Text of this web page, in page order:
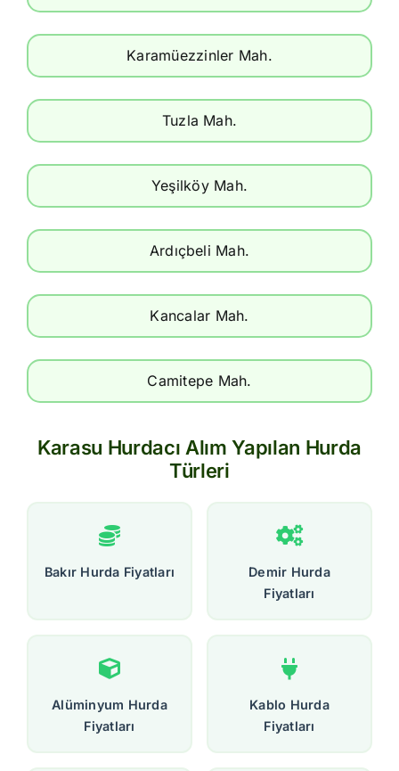
Karamüezzinler Mah.
Tuzla Mah.
Yeşilköy Mah.
Ardıçbeli Mah.
Kancalar Mah.
Camitepe Mah.
Karasu Hurdacı Alım Yapılan Hurda
Türleri
Bakır Hurda Fiyatları
Demir Hurda
Fiyatları
Alüminyum Hurda
Fiyatları
Kablo Hurda
Fiyatları